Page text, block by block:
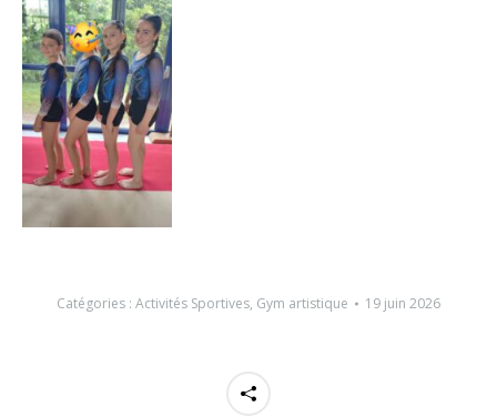
Catégories : Activités Sportives, Gym artistique 19 juin 2026